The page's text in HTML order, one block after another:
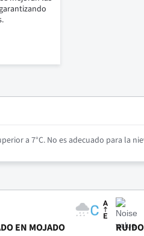
a 7°C. No es adecuado para la
EN MOJADO